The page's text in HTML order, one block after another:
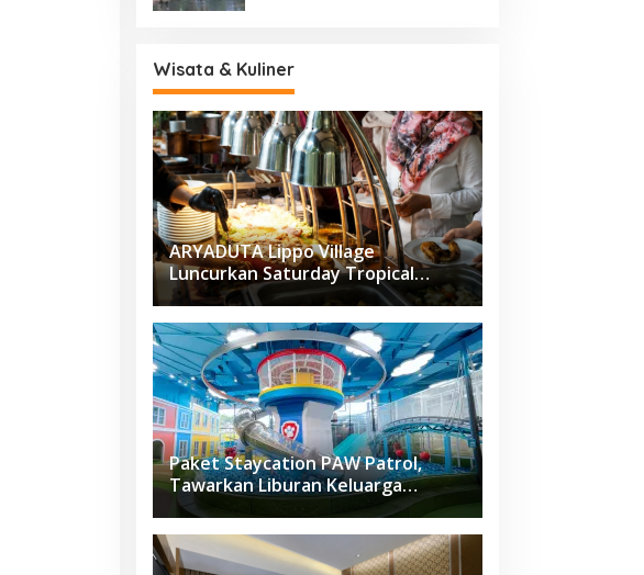
Wisata & Kuliner
ARYADUTA Lippo Village
Luncurkan Saturday Tropical
Brunch
Paket Staycation PAW Patrol,
Tawarkan Liburan Keluarga
Menyenangkan Hanya di Herloom
Hotel BSD